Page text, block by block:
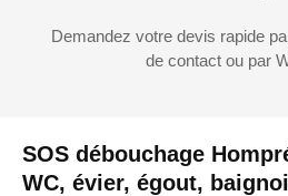
SOS débouchage
WC, évier, égout,
Demandez votre devis rapide
de contact ou par